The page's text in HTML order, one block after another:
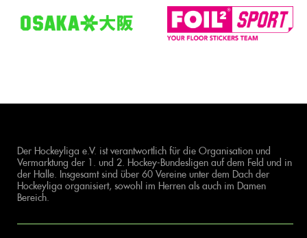
Der Hockeyliga e.V. ist verantwortlich für die Organisation und
Vermarktung der 1. und 2. Hockey-Bundesligen auf dem Feld und in
der Halle. Insgesamt sind über 60 Vereine unter dem Dach der
Hockeyliga organisiert, sowohl im Herren als auch im Damen
Bereich.